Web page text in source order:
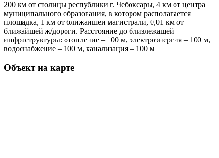
200 км от столицы республики г. Чебоксары, 4 км от центра
муниципального образования, в котором располагается
площадка, 1 км от ближайшей магистрали, 0,01 км от
ближайшей ж/дороги. Расстояние до близлежащей
инфраструктуры: отопление – 100 м, электроэнергия – 100 м,
водоснабжение – 100 м, канализация – 100 м
Объект на карте